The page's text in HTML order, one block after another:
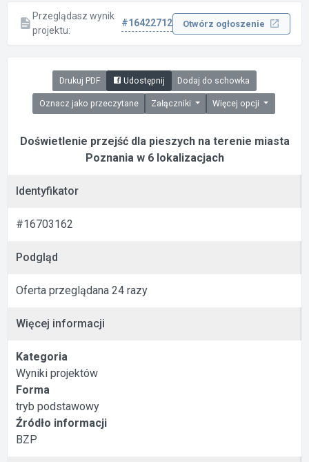
Przeglądasz wynik
projektu:
#16422712 Otwórz ogłoszenie
Drukuj PDF Udostępnij Dodaj do schowka
Oznacz jako przeczytane Załączniki Więcej opcji
Doświetlenie przejść dla pieszych na terenie miasta
Poznania w 6 lokalizacjach
Identyfikator
#16703162
Podgląd
Oferta przeglądana 24 razy
Więcej informacji
Kategoria
Wyniki projektów
Forma
tryb podstawowy
Źródło informacji
BZP